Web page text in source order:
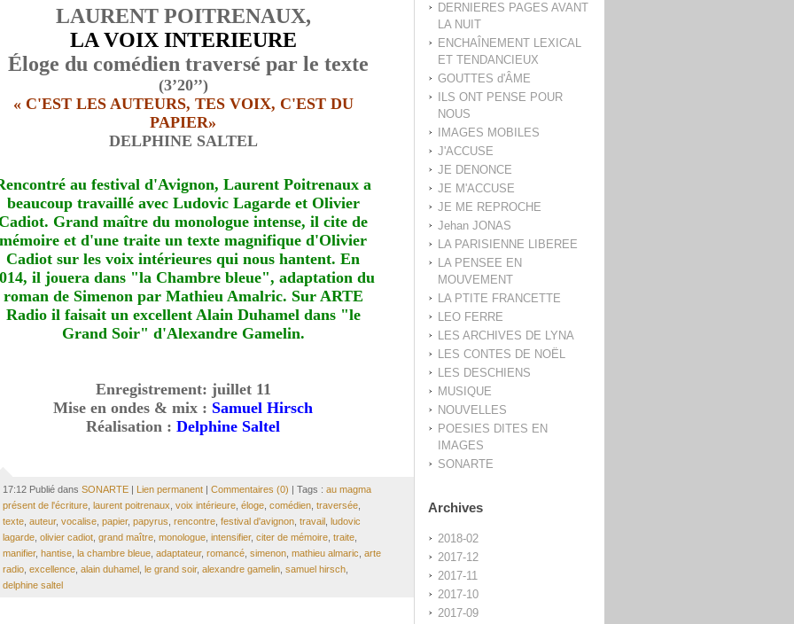
DERNIERES PAGES AVANT
LA NUIT
ENCHAÎNEMENT LEXICAL
ET TENDANCIEUX
GOUTTES d'ÂME
ILS ONT PENSE POUR
NOUS
IMAGES MOBILES
J'ACCUSE
JE DENONCE
JE M'ACCUSE
JE ME REPROCHE
Jehan JONAS
LA PARISIENNE LIBEREE
LA PENSEE EN
MOUVEMENT
LA PTITE FRANCETTE
LEO FERRE
LES ARCHIVES DE LYNA
LES CONTES DE NOËL
LES DESCHIENS
MUSIQUE
NOUVELLES
POESIES DITES EN
IMAGES
SONARTE
Archives
2018-02
2017-12
2017-11
2017-10
2017-09
LAURENT POITRENAUX,
LA VOIX INTERIEURE
du comédien traversé par le texte
(3’20’’)
« C'EST LES AUTEURS, TES VOIX, C'EST DU
PAPIER»
DELPHINE SALTEL
au festival d'Avignon, Laurent Poitrenaux a
beaucoup travaillé avec Ludovic Lagarde et Olivier
Grand maître du monologue intense, il cite de
mémoire et d'une traite un texte magnifique d'Olivier
Cadiot sur les voix intérieures qui nous hantent. En
il jouera dans "la Chambre bleue", adaptation du
roman de Simenon par Mathieu Amalric. Sur ARTE
Radio il faisait un excellent Alain Duhamel dans "le
Grand Soir" d'Alexandre Gamelin.
Enregistrement: juillet 11
Mise en ondes & mix : Samuel Hirsch
Réalisation : Delphine Saltel
17:12 Publié dans SONARTE| Lien permanent| Commentaires (0) | Tags : au magma
présent de l'écriture, laurent poitrenaux voix intérieure, éloge, comédien, traversée,
texte, auteur, vocalise, papier, papyrus rencontre, festival d'avignon, travail, ludovic
lagarde, olivier cadiot, grand maître, monologue, intensifier, citer de mémoire, traite,
manifier, hantise, la chambre bleue, adaptateur, romancé, simenon, mathieu almaric arte
radio, excellence, alain duhamel, le grand soir, alexandre gamelin, samuel hirsch,
delphine saltel